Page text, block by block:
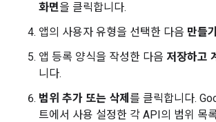
화면을 클릭합니다.
앱의 사용자 유형을 선택한 다음 만들기
앱 등록 양식을 작성한 다음 저장하고
니다.
범위 추가 또는 삭제 를 클릭합니다.
트에서 사용 설정한 각 API의 범위 목